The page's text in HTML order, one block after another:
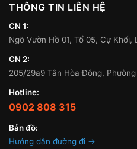
THÔNG TIN LIÊN HỆ
CN 1:
Ngõ Vườn Hồ 01, Tổ 05, Cự Khối,
CN 2:
205/29a9 Tân Hòa Đông,
Hotline:
0902 808 315
Bản đồ:
Hướng dẫn đường đi →